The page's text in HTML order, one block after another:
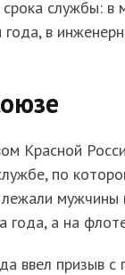
службы: в
года, в
Красной
по
года, а на
ввел призыв